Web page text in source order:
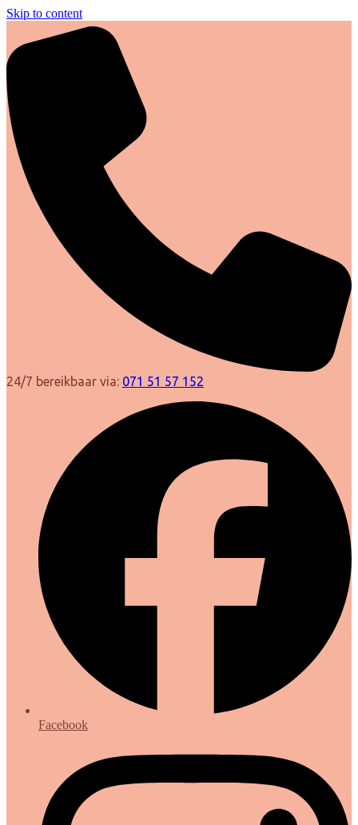
Skip to content
24/7 bereikbaar via: 071 51 57 152
Facebook